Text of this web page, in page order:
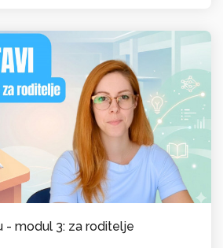
- modul 3: za roditelje